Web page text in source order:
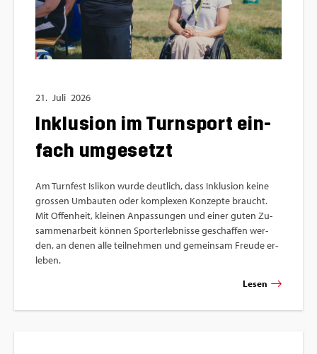
21. Juli 2026
In­klu­si­on im Turn­sport ein­
fach um­ge­setzt
Am Turn­fest Is­li­kon wurde deut­lich, dass In­klu­si­on keine
gros­sen Um­bau­ten oder kom­ple­xen Kon­zep­te braucht.
Mit Of­fen­heit, klei­nen An­pas­sun­gen und einer guten Zu­
sam­men­ar­beit kön­nen Sport­er­leb­nis­se ge­schaf­fen wer­
den, an denen alle teil­neh­men und ge­mein­sam Freu­de er­
le­ben.
Lesen